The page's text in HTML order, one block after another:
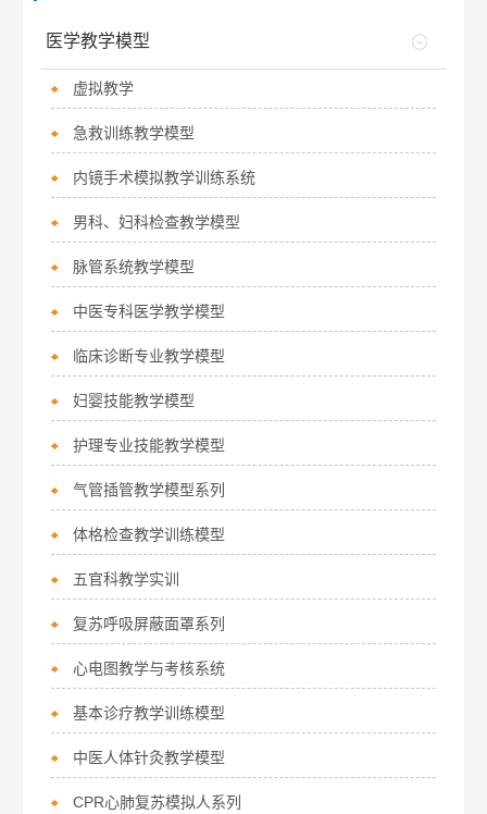
医学教学模型
虚拟教学
急救训练教学模型
内镜手术模拟教学训练系统
男科、妇科检查教学模型
脉管系统教学模型
中医专科医学教学模型
临床诊断专业教学模型
妇婴技能教学模型
护理专业技能教学模型
气管插管教学模型系列
体格检查教学训练模型
五官科教学实训
复苏呼吸屏蔽面罩系列
心电图教学与考核系统
基本诊疗教学训练模型
中医人体针灸教学模型
CPR心肺复苏模拟人系列